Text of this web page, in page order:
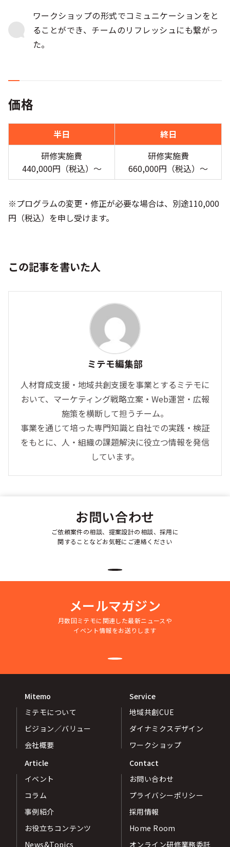
ワークショップの形式でコミュニケーションをと
ることができ、チームのリフレッシュにも繋がっ
た。
価格
半日
終日
研修実施費
440,000円（税込）〜
研修実施費
660,000円（税込）〜
※プログラムの変更・修正が必要な場合は、別途110,000
円（税込）を申し受けます。
この記事を書いた人
ミテモ編集部
人材育成支援・地域共創支援を事業とするミテモに
おいて、マーケティング戦略立案・Web運営・広報
施策を横断して担うチーム。
事業を通じて培った専門知識と自社での実践・検証
をもとに、人・組織の課題解決に役立つ情報を発信
しています。
お問い合わせ
ご依頼案件の相談、提案設計の相談、採用に
関することなどお気軽にご連絡ください
メールマガジン
月数回ミテモに関連した最新ニュースや
イベント情報をお送りします
Mitemo
ミテモについて
ビジョン／バリュー
会社概要
Service
地域共創CUE
ダイナミクスデザイン
ワークショップ
Article
イベント
コラム
事例紹介
お役立ちコンテンツ
News&Topics
Contact
お問い合わせ
プライバシーポリシー
採用情報
Home Room
オンライン研修業務委託